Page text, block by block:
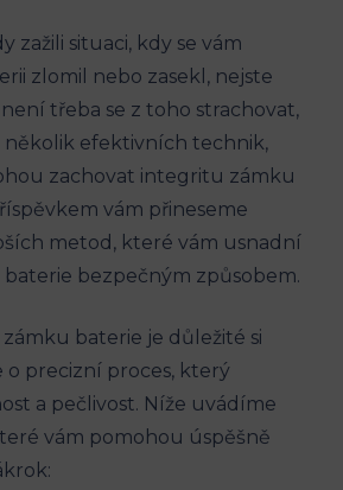
zažili situaci, kdy se vám
zlomil nebo zasekl, nejste
třeba se z toho strachovat,
několik efektivních technik,
zachovat integritu zámku
vám přineseme
metod, které vám usnadní
bezpečným způsobem.
baterie je důležité si
o precizní proces, který
a pečlivost. Níže uvádíme
vám pomohou úspěšně